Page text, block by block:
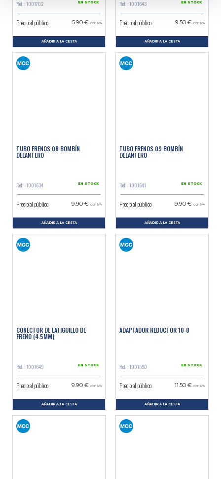
Ref. : 1001702 EN STOCK
Precio al público 5.90 € con IVA
AÑADIR A LA CESTA
Ref. : 1001643 EN STOCK
Precio al público 9.50 € con IVA
AÑADIR A LA CESTA
TUBO FRENOS 08 BOMBÍN
DELANTERO
Ref. : 1001634 EN STOCK
Precio al público 9.90 € con IVA
AÑADIR A LA CESTA
TUBO FRENOS 09 BOMBÍN
DELANTERO
Ref. : 1001641 EN STOCK
Precio al público 9.90 € con IVA
AÑADIR A LA CESTA
CONECTOR DE LATIGUILLO DE
FRENO (4.5MM)
Ref. : 1001649 EN STOCK
Precio al público 9.90 € con IVA
AÑADIR A LA CESTA
ADAPTADOR REDUCTOR 10-8
Ref. : 1001590 EN STOCK
Precio al público 11.50 € con IVA
AÑADIR A LA CESTA